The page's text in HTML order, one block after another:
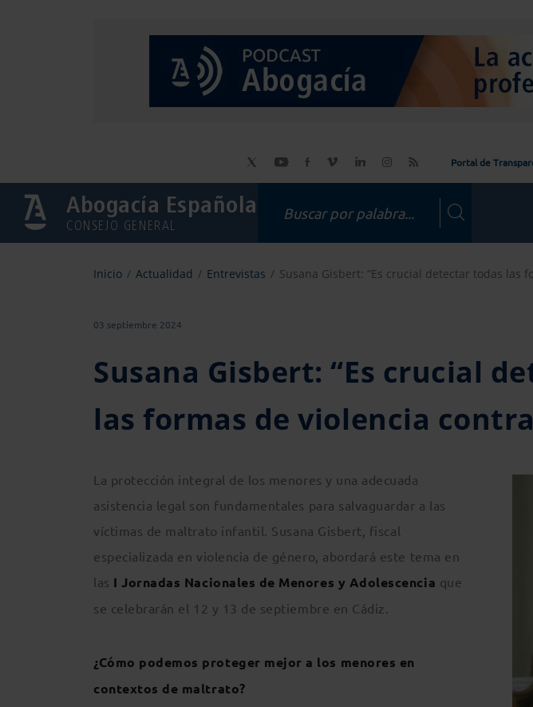
Portal de
Abogacía Española
CONSEJO GENERAL
Inicio Actualidad Entrevistas Susana Gisbert: “Es crucial detectar todas las
03 septiembre 2024
Susana Gisbert: “Es crucial
las formas de violencia
La protección integral de los menores y una adecuada
asistencia legal son fundamentales para salvaguardar a las
víctimas de maltrato infantil. Susana Gisbert, fiscal
especializada en violencia de género, abordará este tema en
las I Jornadas Nacionales de Menores y Adolescencia que
se celebrarán el 12 y 13 de septiembre en Cádiz.
¿Cómo podemos proteger mejor a los menores en
contextos de maltrato?